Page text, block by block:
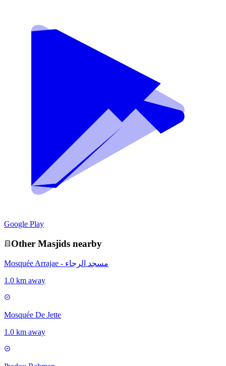
Google Play
Other Masjids nearby
Mosquée Arrajae - مسجد الرجاء
1.0 km away
Mosquée De Jette
1.0 km away